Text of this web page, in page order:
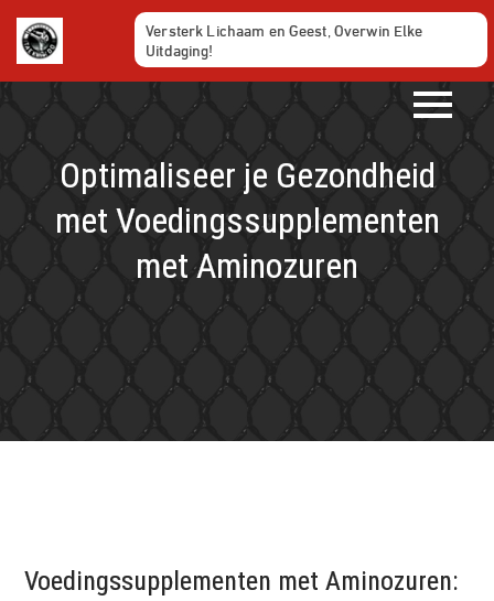
Ga
naar
de
inhoud
Versterk Lichaam en Geest, Overwin Elke
Uitdaging!
Optimaliseer je Gezondheid
met Voedingssupplementen
met Aminozuren
Voedingssupplementen met Aminozuren: